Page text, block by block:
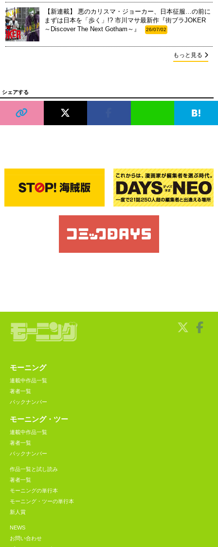
【新連載】 悪のカリスマ・ジョーカー、日本征服…の前に
まずは日本を「歩く」!? 市川マサ最新作『街ブラJOKER
～Discover The Next Gotham～』
26/07/02
もっと見る
シェアする
モーニング
連載中作品一覧
著者一覧
バックナンバー
モーニング・ツー
連載中作品一覧
著者一覧
バックナンバー
作品一覧と試し読み
著者一覧
モーニングの単行本
モーニング・ツーの単行本
新人賞
NEWS
お問い合わせ